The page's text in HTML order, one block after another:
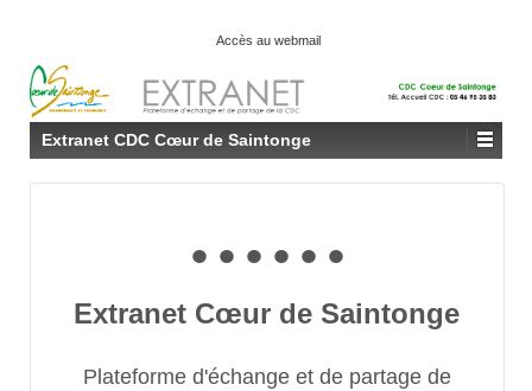
Accès au webmail
Extranet CDC Cœur de Saintonge
• • • • • •
Extranet Cœur de Saintonge
Plateforme d'échange et de partage de